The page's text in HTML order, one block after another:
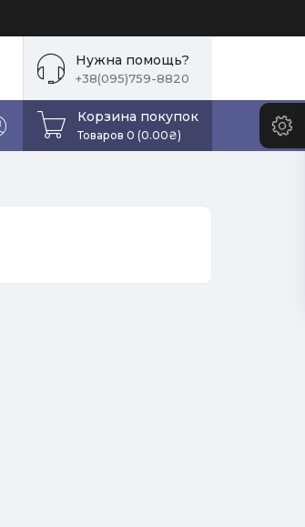
Нужна помощь?
+38(095)759-8820
Корзина покупок
Товаров 0 (0.00₴)